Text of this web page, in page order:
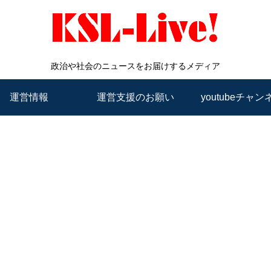
政治や社会のニュースをお届けするメディア
運営情報 運営支援のお願い youtubeチャン